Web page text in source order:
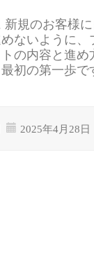
新規のお客様
ないように
の内容と進
初の第一歩で
2025年4月28日